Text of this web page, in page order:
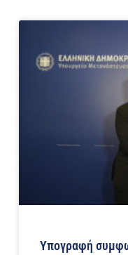
Υπογραφή